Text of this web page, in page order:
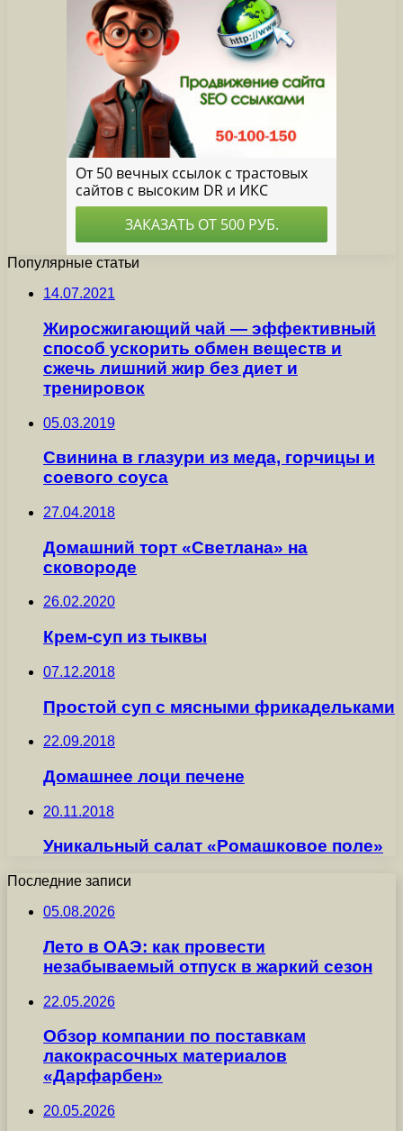
Популярные статьи
14.07.2021
Жиросжигающий чай — эффективный
способ ускорить обмен веществ и
сжечь лишний жир без диет и
тренировок
05.03.2019
Свинина в глазури из меда, горчицы и
соевого соуса
27.04.2018
Домашний торт «Светлана» на
сковороде
26.02.2020
Крем-суп из тыквы
07.12.2018
Простой суп с мясными фрикадельками
22.09.2018
Домашнее лоци печене
20.11.2018
Уникальный салат «Ромашковое поле»
Последние записи
05.08.2026
Лето в ОАЭ: как провести
незабываемый отпуск в жаркий сезон
22.05.2026
Обзор компании по поставкам
лакокрасочных материалов
«Дарфарбен»
20.05.2026